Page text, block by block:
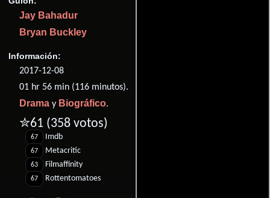
Jay Bahadur
Bryan Buckley
Información:
2017-12-08
01 hr 56 min (116 minutos).
Drama y Biográfico.
✮61 (358 votos)
67 Imdb
67 Metacritic
63 Filmaffinity
67 Rottentomatoes